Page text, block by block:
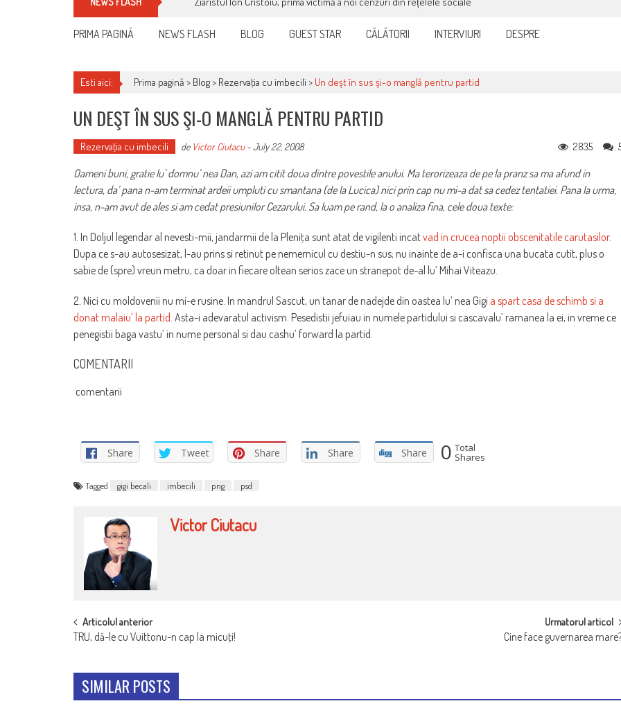
PRIMA PAGINĂ NEWS FLASH BLOG GUEST STAR CĂLĂTORII INTERVIURI DESPRE
Esti aici: Prima pagină > Blog> Rezervaţia cu imbecili > Un deşt în sus şi-o manglă pentru partid
UN DEŞT ÎN SUS ŞI-O MANGLĂ PENTRU PARTID
Rezervaţia cu imbecili de Victor Ciutacu-July 22, 2008 2835
Oameni buni, gratie lu’ domnu’ nea Dan, azi am citit doua dintre povestile anului. Ma terorizeaza de pe la pranz sa ma afund in
lectura, da’ pana n-am terminat ardeii umpluti cu smantana (de la Lucica) nici prin cap nu mi-a dat sa cedez tentatiei. Pana la urma,
insa, n-am avut de ales si am cedat presiunilor Cezarului. Sa luam pe rand, la o analiza fina, cele doua texte:
1. In Doljul legendar al nevesti-mii, jandarmii de la Pleniţa sunt atat de vigilenti incatvad in crucea noptii obscenitatile carutasilor.
Dupa ce s-au autosesizat, l-au prins si retinut pe nemernicul cu destiu-n sus; nu inainte de a-i confisca una bucata cutit, plus o
sabie de (spre) vreun metru, ca doar in fiecare oltean serios zace un stranepot de-al lu’ Mihai Viteazu.
2. Nici cu moldovenii nu mi-e rusine. In mandrul Sascut, un tanar de nadejde din oastea lu’ nea Gigi a spart casa de schimb si a
donat malaiu’ la partid. Asta-i adevaratul activism. Pesedistii jefuiau in numele partidului si cascavalu’ ramanea la ei, in vreme ce
penegistii baga vastu’ in nume personal si dau cashu’ forward la partid.
COMENTARII
comentarii
Share Tweet Share Share Share 0 Total
Shares
Tagged gigi becali imbecili png psd
Victor Ciutacu
POST
NAVIGATION
Articolul anterior
TRU, dă-le cu Vuittonu-n cap la micuţi!
Urmatorul articol
Cine face guvernarea
SIMILAR POSTS